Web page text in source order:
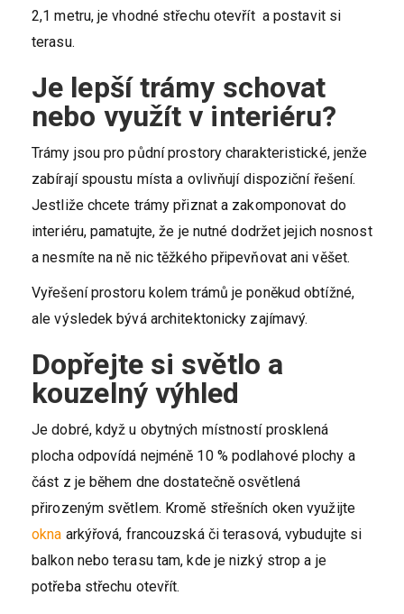
2,1 metru, je vhodné střechu otevřít a postavit si
terasu.
Je lepší trámy schovat
nebo využít v interiéru?
Trámy jsou pro půdní prostory charakteristické, jenže
zabírají spoustu místa a ovlivňují dispoziční řešení.
Jestliže chcete trámy přiznat a zakomponovat do
interiéru, pamatujte, že je nutné dodržet jejich nosnost
a nesmíte na ně nic těžkého připevňovat ani věšet.
Vyřešení prostoru kolem trámů je poněkud obtížné,
ale výsledek bývá architektonicky zajímavý.
Dopřejte si světlo a
kouzelný výhled
Je dobré, když u obytných místností prosklená
plocha odpovídá nejméně 10 % podlahové plochy a
část z je během dne dostatečně osvětlená
přirozeným světlem. Kromě střešních oken využijte
okna arkýřová, francouzská či terasová, vybudujte si
balkon nebo terasu tam, kde je nizký strop a je
potřeba střechu otevřít.